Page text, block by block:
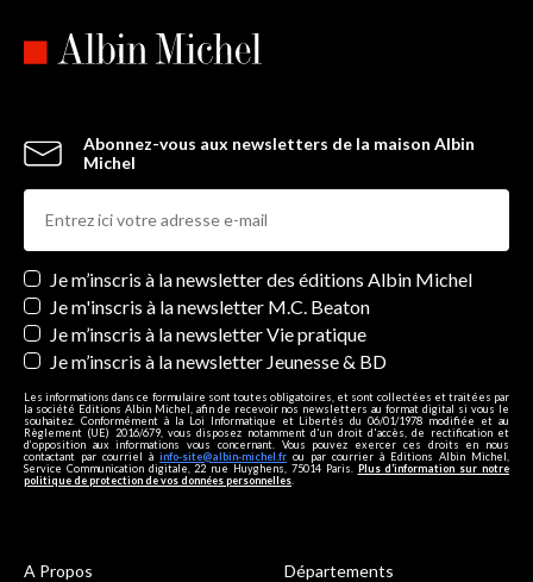
Abonnez-vous aux newsletters de la maison Albin
Michel
Newsletters
Je m’inscris à la newsletter des éditions Albin Michel
Je m'inscris à la newsletter M.C. Beaton
Je m’inscris à la newsletter Vie pratique
Je m’inscris à la newsletter Jeunesse & BD
Les informations dans ce formulaire sont toutes obligatoires, et sont collectées et traitées par
la société Editions Albin Michel, afin de recevoir nos newsletters au format digital si vous le
souhaitez. Conformément à la Loi Informatique et Libertés du 06/01/1978 modifiée et au
Règlement (UE) 2016/679, vous disposez notamment d'un droit d'accès, de rectification et
d’opposition aux informations vous concernant. Vous pouvez exercer ces droits en nous
contactant par courriel à info-site@albin-michel.fr ou par courrier à Editions Albin Michel,
Service Communication digitale, 22 rue Huyghens, 75014 Paris. Plus d’information sur notre
politique de protection de vos données personnelles
A Propos Départements